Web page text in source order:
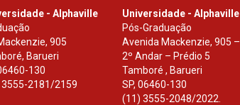
- Alphaville
905
Barueri
130
3555-2181/2159
Universidade - Alphaville
Pós-Graduação
Avenida Mackenzie, 905 –
2º Andar – Prédio 5
Tamboré , Barueri
SP, 06460-130
(11) 3555-2048/2022.